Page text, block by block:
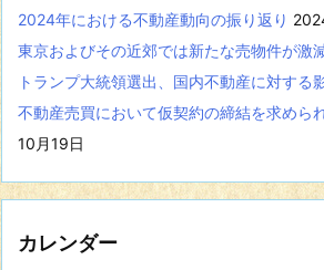
2024年における不動産動向の振り返り
東京およびその近郊では新たな売物件が激
トランプ大統領選出、国内不動産に対する
不動産売買において仮契約の締結を求めら
10月19日
カレンダー